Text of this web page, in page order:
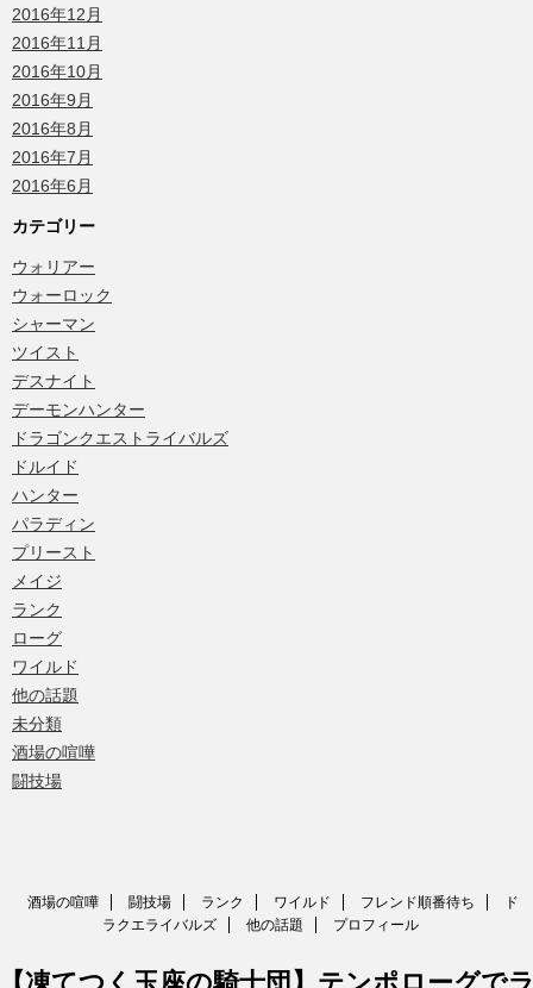
2016年12月
2016年11月
2016年10月
2016年9月
2016年8月
2016年7月
2016年6月
カテゴリー
ウォリアー
ウォーロック
シャーマン
ツイスト
デスナイト
デーモンハンター
ドラゴンクエストライバルズ
ドルイド
ハンター
パラディン
プリースト
メイジ
ランク
ローグ
ワイルド
他の話題
未分類
酒場の喧嘩
闘技場
酒場の喧嘩 闘技場 ランク ワイルド フレンド順番待ち
ド
ラクエライバルズ
他の話題 プロフィール